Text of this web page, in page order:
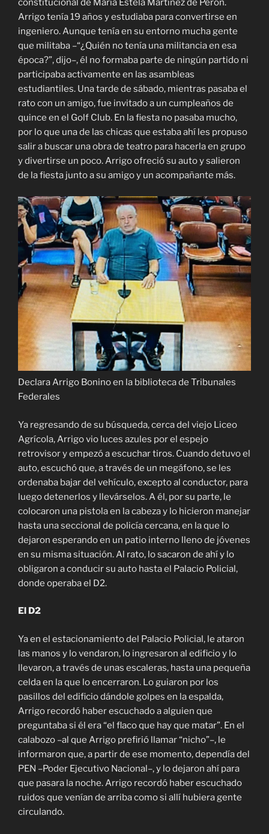
constitucional de María Estela Martínez de Perón.
Arrigo tenía 19 años y estudiaba para convertirse en
ingeniero. Aunque tenía en su entorno mucha gente
que militaba –“¿Quién no tenía una militancia en esa
época?”, dijo–, él no formaba parte de ningún partido ni
participaba activamente en las asambleas
estudiantiles. Una tarde de sábado, mientras pasaba el
rato con un amigo, fue invitado a un cumpleaños de
quince en el Golf Club. En la fiesta no pasaba mucho,
por lo que una de las chicas que estaba ahí les propuso
salir a buscar una obra de teatro para hacerla en grupo
y divertirse un poco. Arrigo ofreció su auto y salieron
de la fiesta junto a su amigo y un acompañante más.
Declara Arrigo Bonino en la biblioteca de Tribunales
Federales
Ya regresando de su búsqueda, cerca del viejo Liceo
Agrícola, Arrigo vio luces azules por el espejo
retrovisor y empezó a escuchar tiros. Cuando detuvo el
auto, escuchó que, a través de un megáfono, se les
ordenaba bajar del vehículo, excepto al conductor, para
luego detenerlos y llevárselos. A él, por su parte, le
colocaron una pistola en la cabeza y lo hicieron manejar
hasta una seccional de policía cercana, en la que lo
dejaron esperando en un patio interno lleno de jóvenes
en su misma situación. Al rato, lo sacaron de ahí y lo
obligaron a conducir su auto hasta el Palacio Policial,
donde operaba el D2.
El D2
Ya en el estacionamiento del Palacio Policial, le ataron
las manos y lo vendaron, lo ingresaron al edificio y lo
llevaron, a través de unas escaleras, hasta una pequeña
celda en la que lo encerraron. Lo guiaron por los
pasillos del edificio dándole golpes en la espalda,
Arrigo recordó haber escuchado a alguien que
preguntaba si él era “el flaco que hay que matar”. En el
calabozo –al que Arrigo prefirió llamar “nicho”–, le
informaron que, a partir de ese momento, dependía del
PEN –Poder Ejecutivo Nacional–, y lo dejaron ahí para
que pasara la noche. Arrigo recordó haber escuchado
ruidos que venían de arriba como si allí hubiera gente
circulando.